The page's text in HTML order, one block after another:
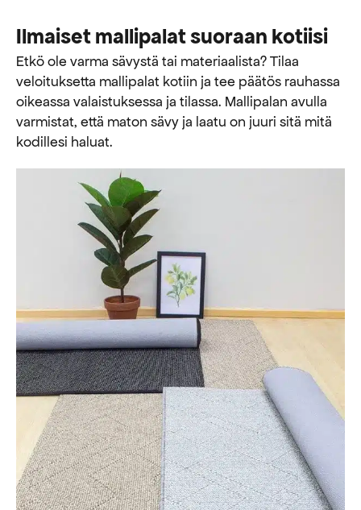
Ilmaiset mallipalat suoraan kotiisi
Etkö ole varma sävystä tai materiaalista? Tilaa
veloituksetta mallipalat kotiin ja tee päätös rauhassa
oikeassa valaistuksessa ja tilassa. Mallipalan avulla
varmistat, että maton sävy ja laatu on juuri sitä mitä
kodillesi haluat.